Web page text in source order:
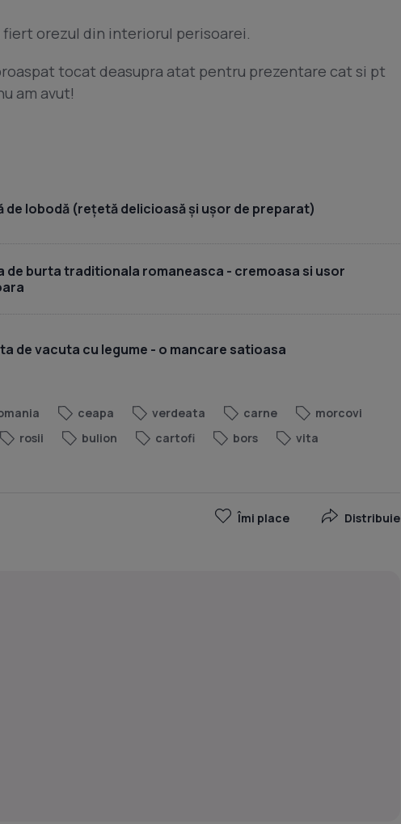
fiert orezul din interiorul perisoarei.
tocat deasupra atat pentru prezentare cat si pt
am avut!
de lobodă (rețetă delicioasă și ușor de preparat)
de burta traditionala romaneasca - cremoasa si usor
de vacuta cu legume - o mancare satioasa
ceapa verdeata carne
morcovi
rosii bulion cartofi bors vita
Îmi place Distribuie